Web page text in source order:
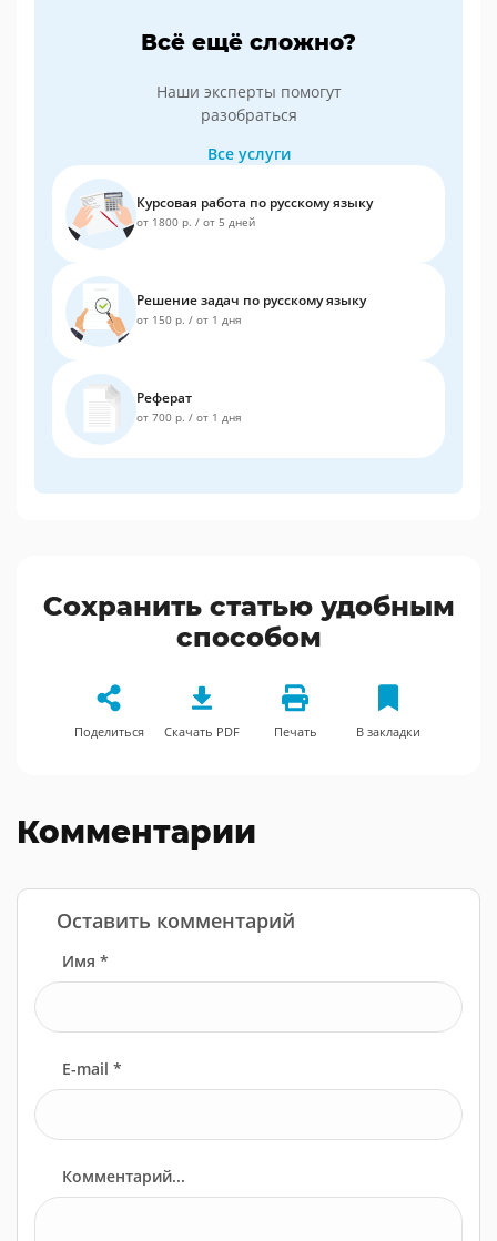
Всё ещё сложно?
Наши эксперты помогут
разобраться
Все услуги
Курсовая работа по русскому языку
от 1800 р. / от 5 дней
Решение задач по русскому языку
от 150 р. / от 1 дня
Реферат
от 700 р. / от 1 дня
Сохранить статью удобным
способом
Поделиться Скачать PDF Печать В закладки
Комментарии
Оставить комментарий
Имя *
E-mail *
Комментарий...